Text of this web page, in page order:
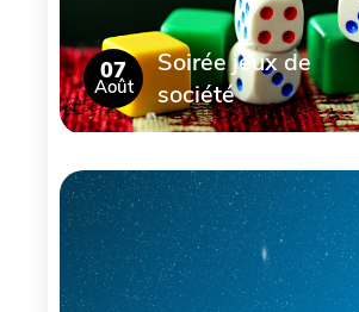
07
Août
Soirée jeux de
société